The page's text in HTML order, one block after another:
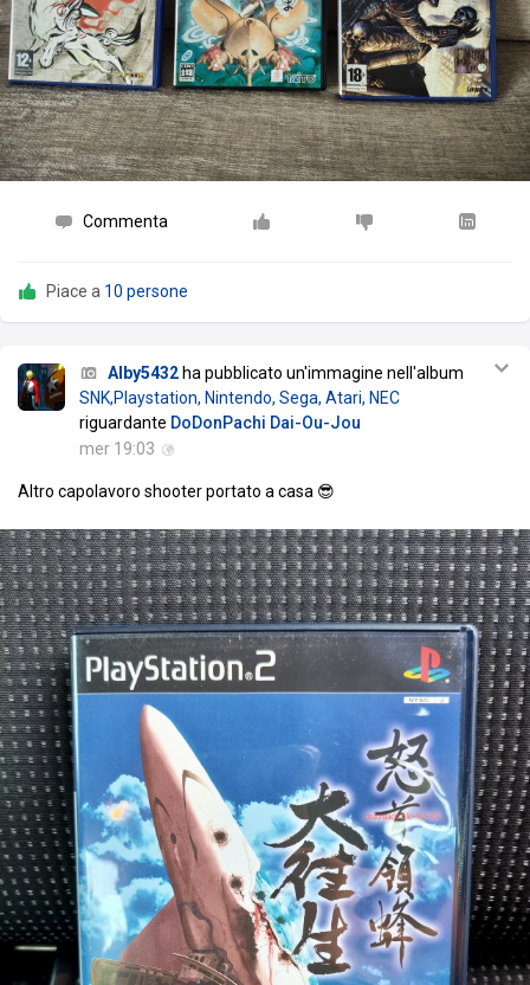
Commenta
Piace a 10 persone
Alby5432 ha pubblicato un'immagine nell'album
SNK,Playstation, Nintendo, Sega, Atari, NEC
riguardante DoDonPachi Dai-Ou-Jou
mer 19:03
Altro capolavoro shooter portato a casa 😎